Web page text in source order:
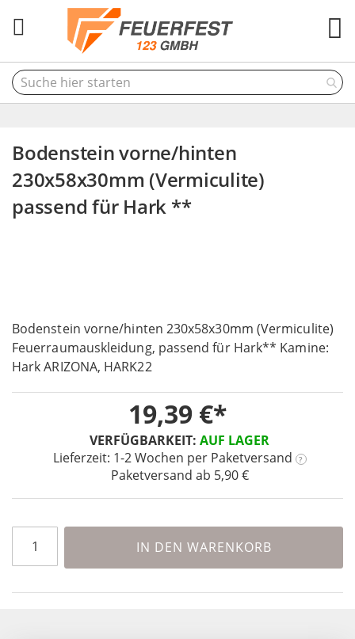
Bodenstein vorne/hinten
230x58x30mm (Vermiculite)
passend für Hark **
Bodenstein vorne/hinten 230x58x30mm (Vermiculite)
Feuerraumauskleidung, passend für Hark** Kamine:
Hark ARIZONA, HARK22
VERFÜGBARKEIT: AUF LAGER
Lieferzeit: 1-2 Wochen per Paketversand ?
Paketversand ab 5,90 €
19,39 €
IN DEN WARENKORB
images
gallery
to
the
beginning
the